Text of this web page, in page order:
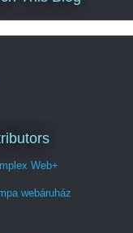
Web+
webáruház